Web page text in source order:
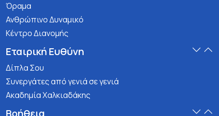
Όραμα
Ανθρώπινο Δυναμικό
Κέντρο Διανομής
Εταιρική Ευθύνη
Δίπλα Σου
Συνεργάτες από γενιά σε γενιά
Ακαδημία Χαλκιαδάκης
Βοήθεια